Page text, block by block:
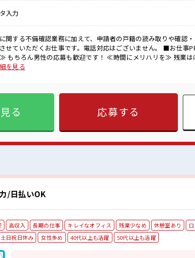
入力
関する不備確認業務に加えて、申請者の戸籍の読み取りや確認
ていただくお仕事です。電話対応はございません。 ■お仕事PR ≪女性も活躍できる
もちろん男性の応募も歓迎です！ ≪時間にメリハリを≫ 残業は
はお願いすることもあります♪ ≪週休2日制≫ 週末は家族や友人
からスキルUP・ステップUP目指していきましょう！ ■職場の雰囲気 女性も活躍しや
雰囲気の職場です！ 派手すぎなければ多少のヘアカラーもOKな
しくランチ♪ 時間があれば昼寝もしちゃおう！
を見る
る 応募する
/日払いOK
高収入 長期の仕事 キレイなオフィス 残業少なめ 休憩室あり
土日祝日休み 女性多め 40代以上も活躍 50代以上も活躍